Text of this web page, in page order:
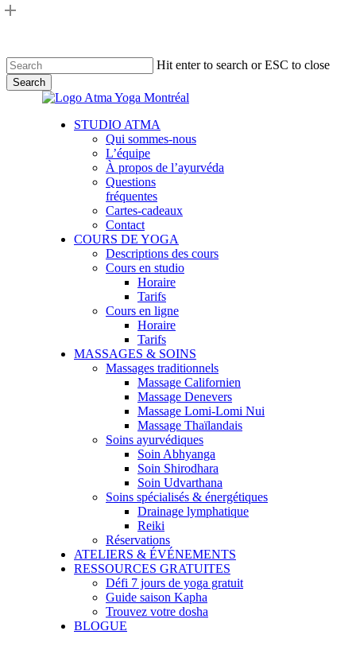
Skip
content
Hit enter to search or ESC to close
Search
Menu
STUDIO ATMA
Qui sommes-nous
L’équipe
À propos de l’ayurvéda
Questions
fréquentes
Cartes-cadeaux
Contact
COURS DE YOGA
Descriptions des cours
Cours en studio
Horaire
Tarifs
Cours en ligne
Horaire
Tarifs
MASSAGES & SOINS
Massages traditionnels
Massage Californien
Massage Denevers
Massage Lomi-Lomi Nui
Massage Thaïlandais
Soins ayurvédiques
Soin Abhyanga
Soin Shirodhara
Soin Udvarthana
Soins spécialisés & énergétiques
Drainage lymphatique
Reiki
Réservations
ATELIERS & ÉVÉNEMENTS
RESSOURCES GRATUITES
Défi 7 jours de yoga gratuit
Guide saison Kapha
Trouvez votre dosha
BLOGUE